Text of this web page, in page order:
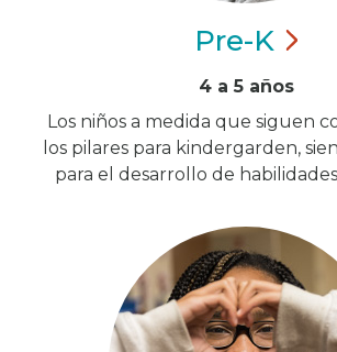
Pre-K
4 a 5 años
Los niños a medida que siguen
los pilares para kindergarden,
para el desarrollo de